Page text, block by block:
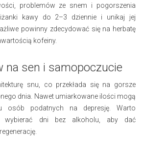
problemów ze snem i pogorszenia
kawy do 2–3 dziennie i unikaj jej
powinny zdecydować się na herbatę
kofeiny.
na sen i samopoczucie
snu, co przekłada się na gorsze
dnia. Nawet umiarkowane ilości mogą
osób podatnych na depresję. Warto
wybierać dni bez alkoholu, aby dać